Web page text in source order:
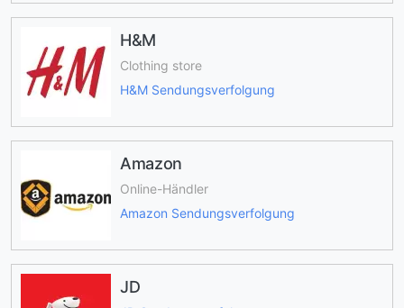
H&M
Clothing store
H&M Sendungsverfolgung
Amazon
Online-Händler
Amazon Sendungsverfolgung
JD